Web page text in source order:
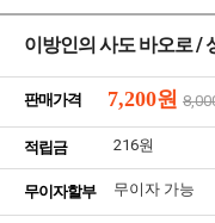
이방인의 사도 바오로 /
판매가격 7,200원
적립금 216원
무이자할부 무이자 가능